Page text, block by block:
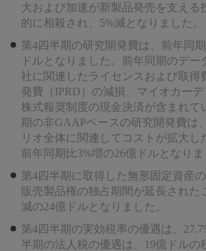
大および加速が新製品発売を支える
的に相殺され、5%減となりました。
第4四半期の研究開発費は、前年同
ドルとなりました。前年同期のデー
社に関連したライセンスおよび取得
発費（IPRD）の減損、マイオカー
株式報奨制度の現金決済が含まれて
期の非GAAPベースの研究開発費は
リオ全体に関連してコストが拡大し
前年同期比3%増の26億ドルとなりま
第4四半期に取得した無形固定資産
販売製品権の独占期間が延長された
減の24億ドルとなりました。
第4四半期の実効税率の優遇は、
半期の法人税の優遇は、19億ドルの